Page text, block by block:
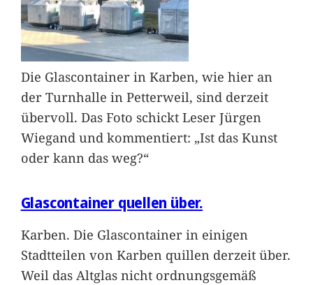
Die Glascontainer in Karben, wie hier an
der Turnhalle in Petterweil, sind derzeit
übervoll. Das Foto schickt Leser Jürgen
Wiegand und kommentiert: „Ist das Kunst
oder kann das weg?“
Glascontainer quellen über.
Karben. Die Glascontainer in einigen
Stadtteilen von Karben quillen derzeit über.
Weil das Altglas nicht ordnungsgemäß